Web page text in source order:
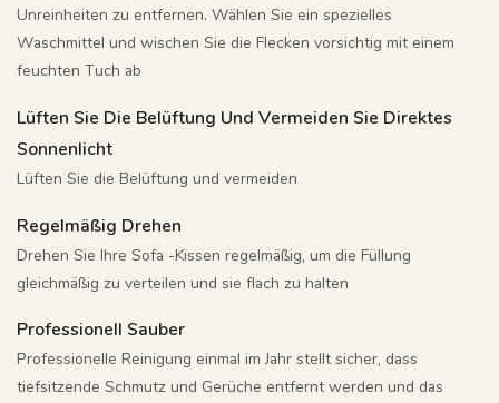
Unreinheiten zu entfernen. Wählen Sie ein spezielles
Waschmittel und wischen Sie die Flecken vorsichtig mit einem
feuchten Tuch ab
Lüften Sie Die Belüftung Und Vermeiden Sie Direktes
Sonnenlicht
Lüften Sie die Belüftung und vermeiden
Regelmäßig Drehen
Drehen Sie Ihre Sofa -Kissen regelmäßig, um die Füllung
gleichmäßig zu verteilen und sie flach zu halten
Professionell Sauber
Professionelle Reinigung einmal im Jahr stellt sicher, dass
tiefsitzende Schmutz und Gerüche entfernt werden und das